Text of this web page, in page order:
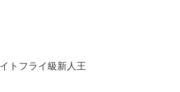
トフライ級新人王